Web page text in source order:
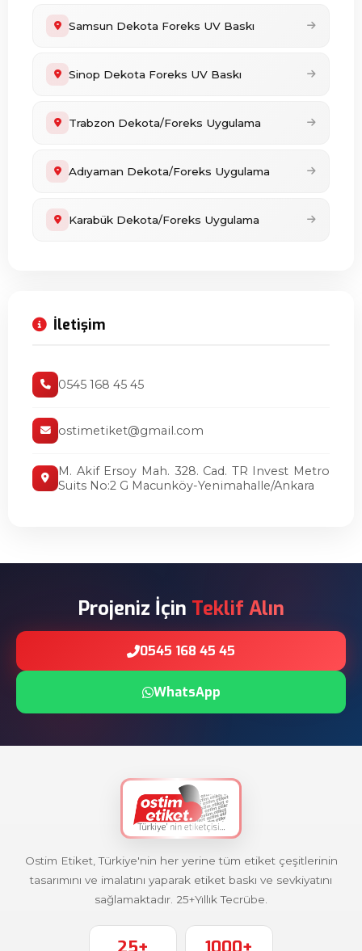
Samsun Dekota Foreks UV Baskı
Sinop Dekota Foreks UV Baskı
Trabzon Dekota/Foreks Uygulama
Adıyaman Dekota/Foreks Uygulama
Karabük Dekota/Foreks Uygulama
İletişim
0545 168 45 45
ostimetiket@gmail.com
M. Akif Ersoy Mah. 328. Cad. TR Invest Metro
Suits No:2 G Macunköy-Yenimahalle/Ankara
Projeniz İçin Teklif Alın
0545 168 45 45
WhatsApp
Ostim Etiket, Türkiye'nin her yerine tüm etiket çeşitlerinin
tasarımını ve imalatını yaparak etiket baskı ve sevkiyatını
sağlamaktadır. 25+Yıllık Tecrübe.